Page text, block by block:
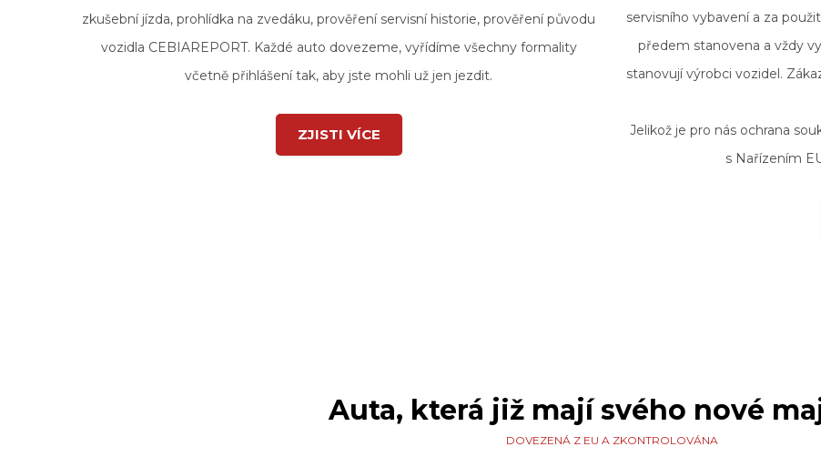
zkušební jízda, prohlídka na zvedáku, prověření servisní historie, prověření původu
vozidla CEBIAREPORT. Každé auto dovezeme, vyřídíme všechny formality
včetně přihlášení tak, aby jste mohli už jen jezdit.
ZJISTI VÍCE
servisního vybavení a za
předem stanovena a vždy
stanovují výrobci vozidel.
Jelikož je pro nás ochrana
s Nařízením
Auta, která již mají svého nové
DOVEZENÁ Z EU A ZKONTROLOVÁNA